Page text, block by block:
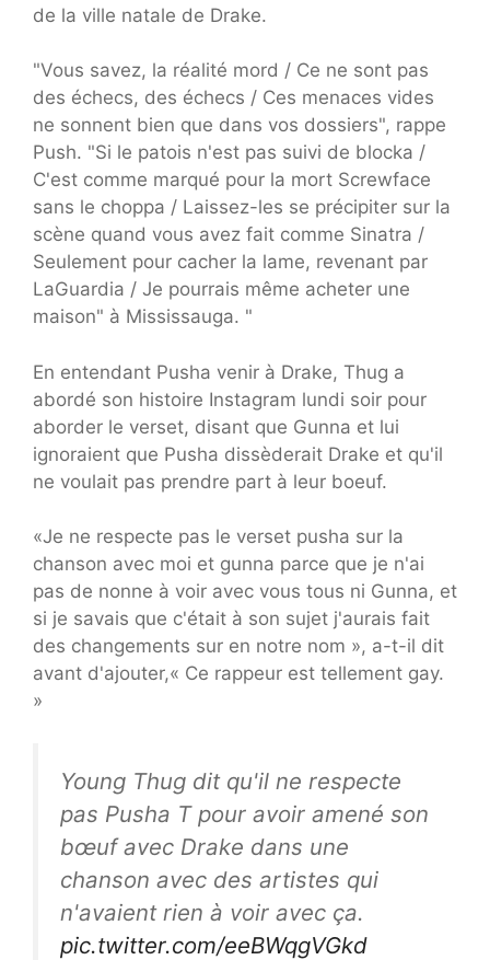
de la ville natale de Drake.
"Vous savez, la réalité mord / Ce ne sont pas
des échecs, des échecs / Ces menaces vides
ne sonnent bien que dans vos dossiers", rappe
Push. "Si le patois n'est pas suivi de blocka /
C'est comme marqué pour la mort Screwface
sans le choppa / Laissez-les se précipiter sur la
scène quand vous avez fait comme Sinatra /
Seulement pour cacher la lame, revenant par
LaGuardia / Je pourrais même acheter une
maison" à Mississauga. "
En entendant Pusha venir à Drake, Thug a
abordé son histoire Instagram lundi soir pour
aborder le verset, disant que Gunna et lui
ignoraient que Pusha dissèderait Drake et qu'il
ne voulait pas prendre part à leur boeuf.
«Je ne respecte pas le verset pusha sur la
chanson avec moi et gunna parce que je n'ai
pas de nonne à voir avec vous tous ni Gunna, et
si je savais que c'était à son sujet j'aurais fait
des changements sur en notre nom », a-t-il dit
avant d'ajouter,« Ce rappeur est tellement gay.
»
Young Thug dit qu'il ne respecte
pas Pusha T pour avoir amené son
bœuf avec Drake dans une
chanson avec des artistes qui
n'avaient rien à voir avec ça.
pic.twitter.com/eeBWqgVGkd